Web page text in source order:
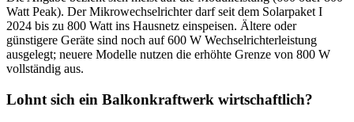
Watt Peak). Der Mikrowechselrichter darf seit dem Solarpaket I
2024 bis zu 800 Watt ins Hausnetz einspeisen. Ältere oder
günstigere Geräte sind noch auf 600 W Wechselrichterleistung
ausgelegt; neuere Modelle nutzen die erhöhte Grenze von 800 W
vollständig aus.
Lohnt sich ein Balkonkraftwerk wirtschaftlich?